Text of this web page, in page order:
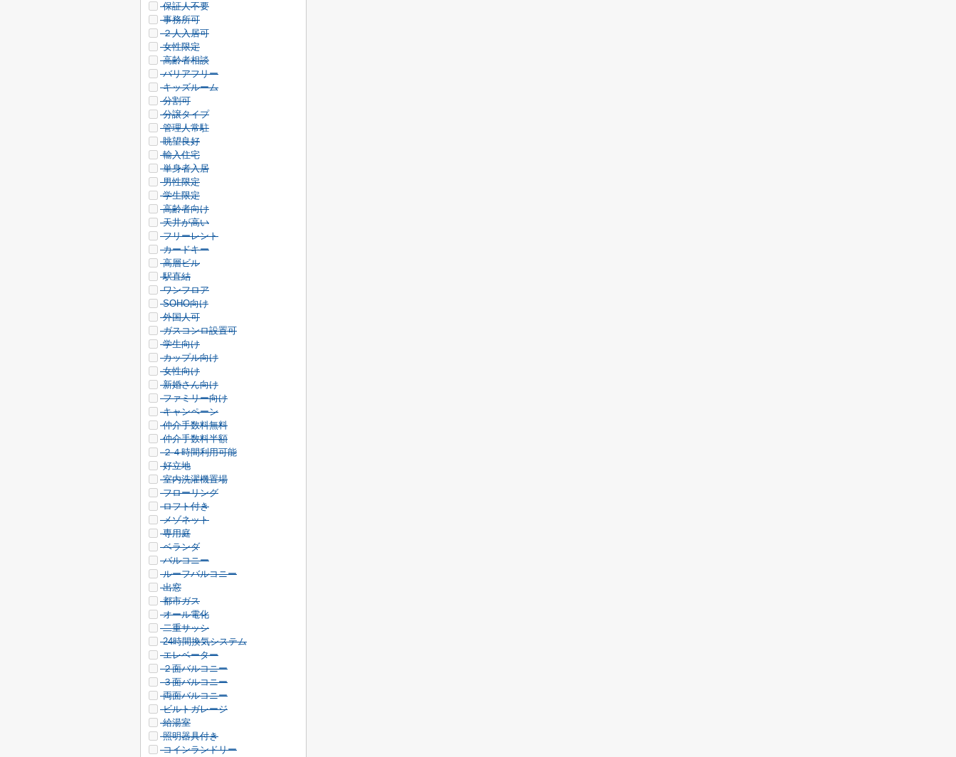
保証人不要
事務所可
２人入居可
女性限定
高齢者相談
バリアフリー
キッズルーム
分割可
分譲タイプ
管理人常駐
眺望良好
輸入住宅
単身者入居
男性限定
学生限定
高齢者向け
天井が高い
フリーレント
カードキー
高層ビル
駅直結
ワンフロア
SOHO向け
外国人可
ガスコンロ設置可
学生向け
カップル向け
女性向け
新婚さん向け
ファミリー向け
キャンペーン
仲介手数料無料
仲介手数料半額
２４時間利用可能
好立地
室内洗濯機置場
フローリング
ロフト付き
メゾネット
専用庭
ベランダ
バルコニー
ルーフバルコニー
出窓
都市ガス
オール電化
二重サッシ
24時間換気システム
エレベーター
２面バルコニー
３面バルコニー
両面バルコニー
ビルトガレージ
給湯室
照明器具付き
コインランドリー